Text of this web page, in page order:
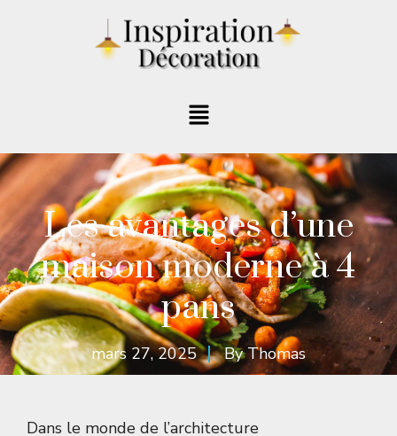
Les avantages d’une
maison moderne à 4
pans
mars 27, 2025 ByThomas
Dans le monde de l’architecture